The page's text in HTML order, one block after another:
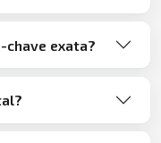
chave exata?